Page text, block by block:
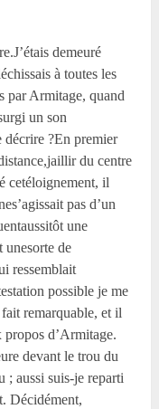
demeuré
à toutes les
par Armitage, quand
un son
décrire ?En premier
du centre
cetéloignement, il
pas d’un
une
unesorte de
ressemblait
possible je me
remarquable, et il
propos d’Armitage.
devant le trou du
; aussi suis-je reparti
Décidément,